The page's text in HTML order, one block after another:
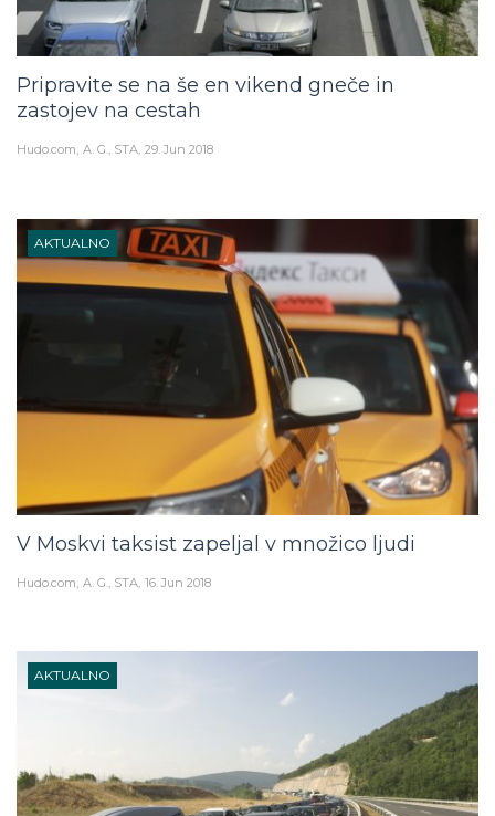
Pripravite se na še en vikend gneče in
zastojev na cestah
Hudo.com A. G., STA 29. Jun 2018
AKTUALNO
V Moskvi taksist zapeljal v množico ljudi
Hudo.com A. G., STA 16. Jun 2018
AKTUALNO